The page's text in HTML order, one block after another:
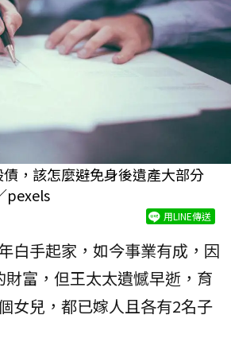
，該怎麼避免身後遺產大部分
pexels
用LINE傳送
白手起家，如今事業有成，因
財富，但王太太遺憾早逝，育
女兒，都已嫁人且各有2名子